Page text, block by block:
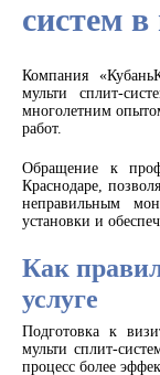
систем
Компания
мульти сплит-
многолетним
работ.
Обращение к
Краснодаре,
неправильным
установки и
Как
услуге
Подготовка к
мульти сплит-
процесс более